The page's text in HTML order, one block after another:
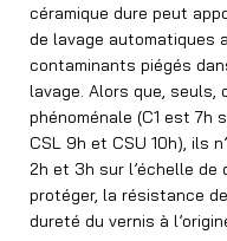
céramique dure peut
de lavage automatiques
contaminants piégés
lavage. Alors que, seuls,
phénoménale (C1 est 7h
CSL 9h et CSU 10h), ils
2h et 3h sur l’échelle de
protéger, la résistance
dureté du vernis à